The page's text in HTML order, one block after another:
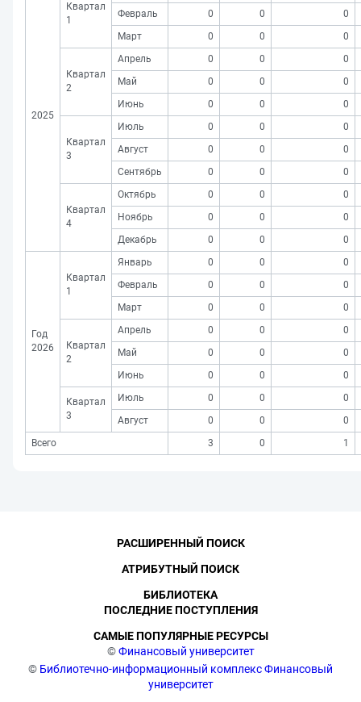
2025
Квартал
1
Февраль
0 0
0
Март
0 0 0
Квартал
2
Апрель 0 0
0
Май
0 0
0
Июнь
0 0 0
Квартал
3
Июль 0 0
0
Август
0 0
0
Сентябрь
0 0 0
Квартал
4
Октябрь 0 0
0
Ноябрь
0 0
0
Декабрь
0 0 0
Год
2026
Квартал
1
Январь 0 0
0
Февраль
0 0
0
Март
0 0 0
Квартал
2
Апрель 0 0
0
Май
0 0
0
Июнь
0 0 0
Квартал
3
Июль 0 0
0
Август
0 0
0
Всего
3 0 1
©Финансовый университет
© Библиотечно-информационный комплекс Финансовый
университет
РАСШИРЕННЫЙ ПОИСК
АТРИБУТНЫЙ ПОИСК
БИБЛИОТЕКА
ПОСЛЕДНИЕ ПОСТУПЛЕНИЯ
САМЫЕ ПОПУЛЯРНЫЕ РЕСУРСЫ